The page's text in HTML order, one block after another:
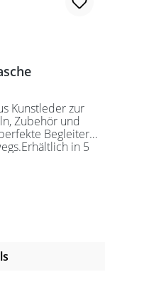
Kunstleder zur
Zubehör und
Begleiter
in 5